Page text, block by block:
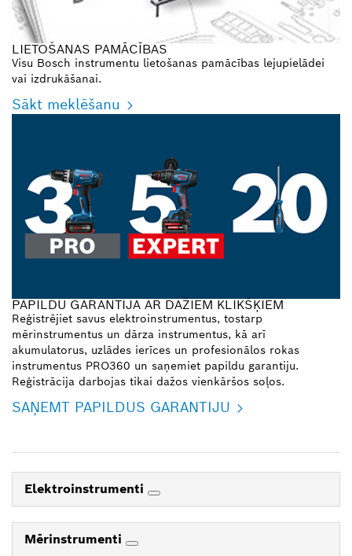
LIETOŠANAS PAMĀCĪBAS
Visu Bosch instrumentu lietošanas pamācības lejupielādei
vai izdrukāšanai.
Sākt meklēšanu
PAPILDU GARANTIJA AR DAŽIEM KLIKŠĶIEM
Reģistrējiet savus elektroinstrumentus, tostarp
mērinstrumentus un dārza instrumentus, kā arī
akumulatorus, uzlādes ierīces un profesionālos rokas
instrumentus PRO360 un saņemiet papildu garantiju.
Reģistrācija darbojas tikai dažos vienkāršos soļos.
SAŅEMT PAPILDUS GARANTIJU
Elektroinstrumenti
Mērinstrumenti